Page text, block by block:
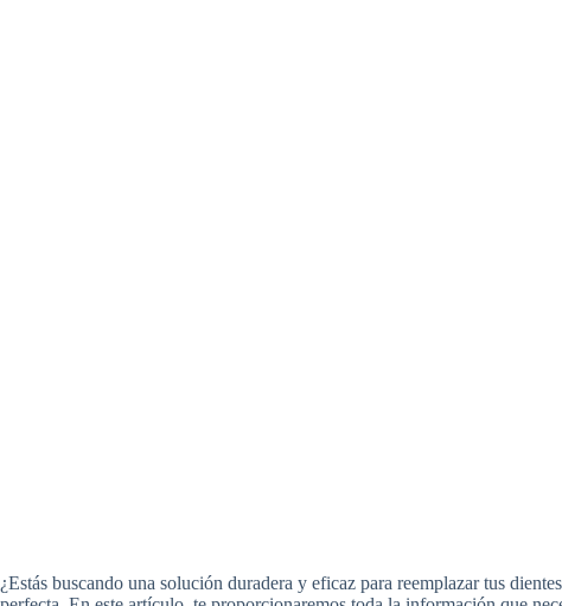
¿Estás buscando una solución duradera y eficaz para reemplazar tus